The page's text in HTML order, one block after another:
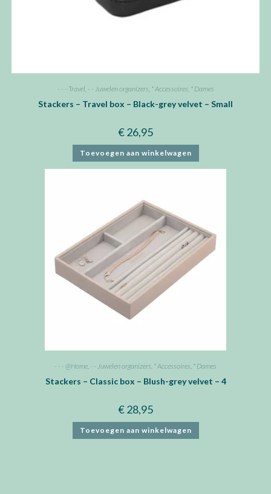
- - - Travel - - Juwelen organizers * Accessoires * Dames
Stackers – Travel box – Black-grey velvet – Small
€26,95
Toevoegen aan winkelwagen
- - - @Home, - - Juwelen organizers, * Accessoires, * Dames
Stackers – Classic box – Blush-grey velvet – 4
€28,95
Toevoegen aan winkelwagen